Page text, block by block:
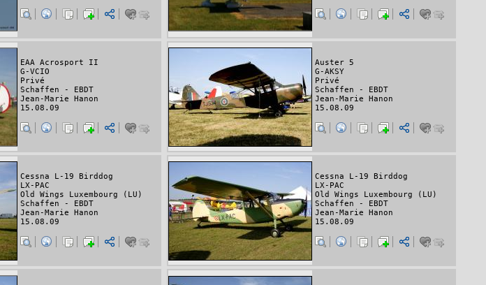
EAA Acrosport II
G-VCIO
Privé
Schaffen - EBDT
Jean-Marie Hanon
15.08.09
Auster 5
G-AKSY
Privé
Schaffen - EBDT
Jean-Marie Hanon
15.08.09
Cessna L-19 Birddog
LX-PAC
Old Wings Luxembourg (LU)
Schaffen - EBDT
Jean-Marie Hanon
15.08.09
Cessna L-19 Birddog
LX-PAC
Old Wings Luxembourg (LU)
Schaffen - EBDT
Jean-Marie Hanon
15.08.09